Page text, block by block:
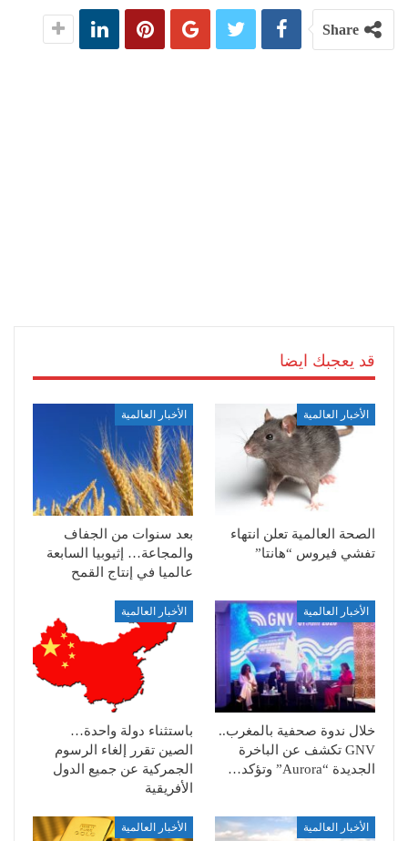
Share
قد يعجبك ايضا
الأخبار العالمية
الصحة العالمية تعلن انتهاء
تفشي فيروس “هانتا”
الأخبار العالمية
بعد سنوات من الجفاف
والمجاعة… إثيوبيا السابعة
عالميا في إنتاج القمح
الأخبار العالمية
خلال ندوة صحفية بالمغرب..
GNV تكشف عن الباخرة
الجديدة “Aurora” وتؤكد…
الأخبار العالمية
باستثناء دولة واحدة…
الصين تقرر إلغاء الرسوم
الجمركية عن جميع الدول
الأفريقية
الأخبار العالمية الأخبار العالمية